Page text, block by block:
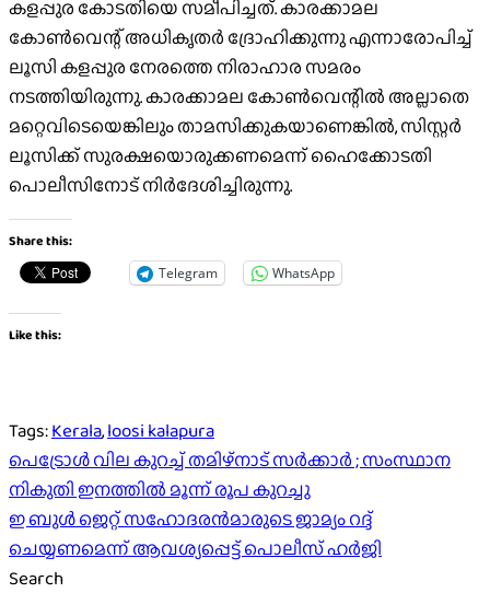
കളപ്പുര കോടതിയെ സമീപിച്ചത്. കാരക്കാമല
കോണ്‍വെന്റ് അധികൃതര്‍ ദ്രോഹിക്കുന്നു എന്നാരോപിച്ച്‌
ലൂസി കളപ്പുര നേരത്തെ നിരാഹാര സമരം
നടത്തിയിരുന്നു. കാരക്കാമല കോണ്‍വെന്റില്‍ അല്ലാതെ
മറ്റെവിടെയെങ്കിലും താമസിക്കുകയാണെങ്കില്‍, സിസ്റ്റര്‍
ലൂസിക്ക് സുരക്ഷയൊരുക്കണമെന്ന് ഹൈക്കോടതി
പൊലീസിനോട് നിര്‍ദേശിച്ചിരുന്നു.
Share this:
Telegram WhatsApp
Like this:
Tags:Kerala,loosi kalapura
Post
navigation
പെട്രോൾ വില കുറച്ച് തമിഴ്നാട് സർക്കാർ ; സംസ്ഥാന
നികുതി ഇനത്തിൽ മൂന്ന് രൂപ കുറച്ചു
ഇ ബുൾ ജെറ്റ് സഹോദരൻമാരുടെ ജാമ്യം റദ്ദ്
ചെയ്യണമെന്ന് ആവശ്യപ്പെട്ട് പൊലീസ് ഹർജി
Search